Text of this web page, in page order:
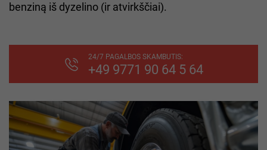
benziną iš dyzelino (ir atvirkščiai).
24/7 PAGALBOS SKAMBUTIS:
+49 9771 90 64 5 64